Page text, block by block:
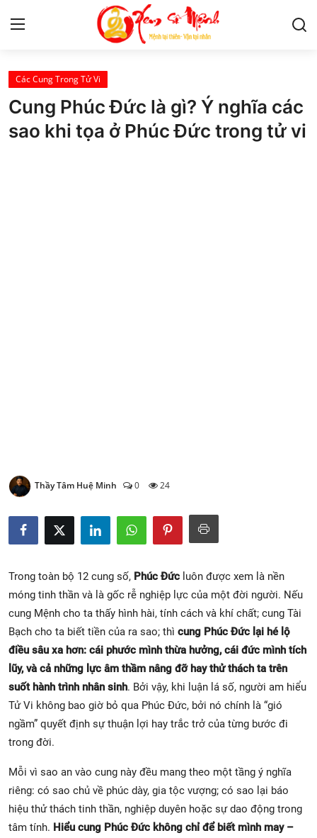
Tử Vi
Kiến Thức
Các Cung Trong Tử Vi
Cung Phúc Đức là gì? Ý nghĩa các
sao khi tọa ở Phúc Đức trong tử vi
Thầy Tâm Huệ Minh 0 24
Trong toàn bộ 12 cung số, Phúc Đức luôn được xem là nền
móng tinh thần và là gốc rễ nghiệp lực của một đời người. Nếu
cung Mệnh cho ta thấy hình hài, tính cách và khí chất; cung Tài
Bạch cho ta biết tiền của ra sao; thì cung Phúc Đức lại hé lộ
điều sâu xa hơn: cái phước mình thừa hưởng, cái đức mình tích
lũy, và cả những lực âm thầm nâng đỡ hay thử thách ta trên
suốt hành trình nhân sinh. Bởi vậy, khi luận lá số, người am hiểu
Tử Vi không bao giờ bỏ qua Phúc Đức, bởi nó chính là “gió
ngầm” quyết định sự thuận lợi hay trắc trở của từng bước đi
trong đời.
Mỗi vì sao an vào cung này đều mang theo một tầng ý nghĩa
riêng: có sao chủ về phúc dày, gia tộc vượng; có sao lại báo
hiệu thử thách tinh thần, nghiệp duyên hoặc sự dao động trong
tâm tính. Hiểu cung Phúc Đức không chỉ để biết mình may –